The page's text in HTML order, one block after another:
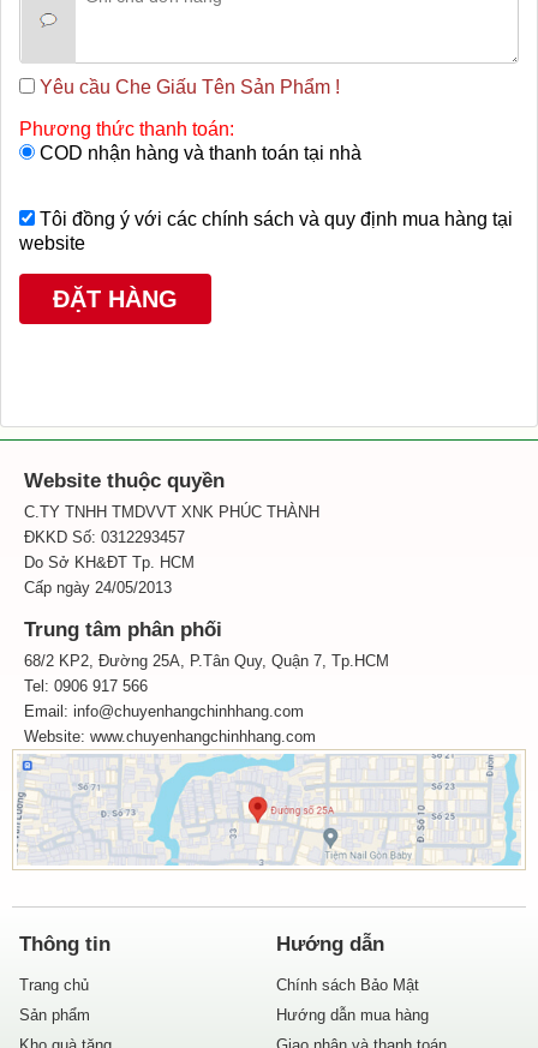
Yêu cầu Che Giấu Tên Sản Phẩm !
Phương thức thanh toán:
COD nhận hàng và thanh toán tại nhà
Tôi đồng ý với các chính sách và quy định mua hàng tại
website
Website thuộc quyền
C.TY TNHH TMDVVT XNK PHÚC THÀNH
ĐKKD Số: 0312293457
Do Sở KH&ĐT Tp. HCM
Cấp ngày 24/05/2013
Trung tâm phân phối
68/2 KP2, Đường 25A, P.Tân Quy, Quận 7, Tp.HCM
Tel: 0906 917 566
Email: info@chuyenhangchinhhang.com
Website: www.chuyenhangchinhhang.com
Thông tin
Trang chủ
Sản phẩm
Hướng dẫn
Chính sách Bảo Mật
Hướng dẫn mua hàng